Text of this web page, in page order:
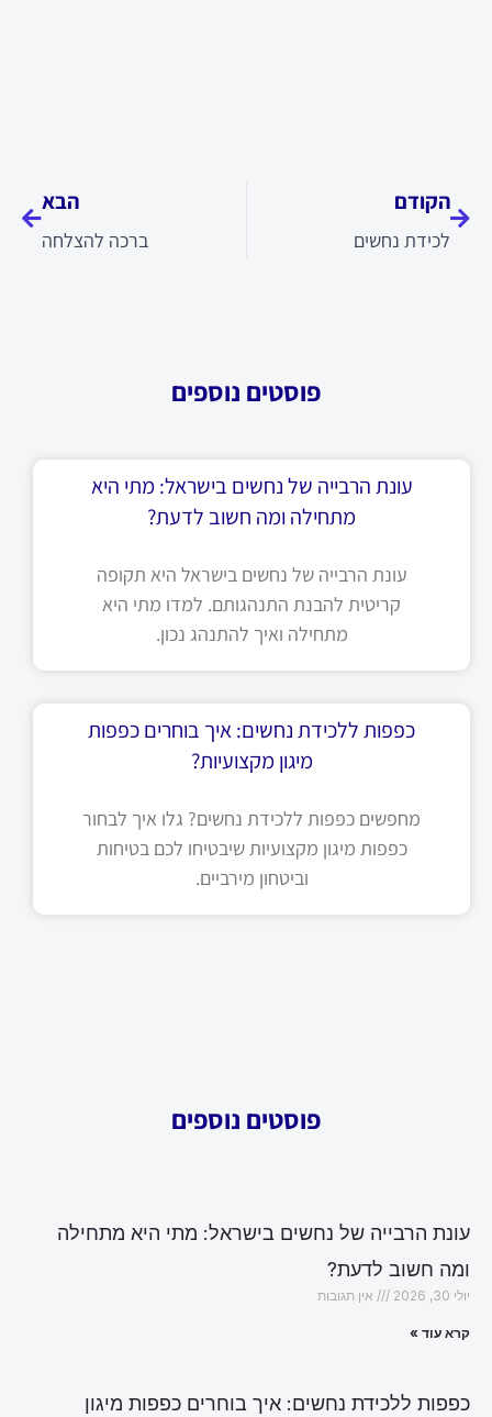
הקודם
לכידת נחשים
הבא
ברכה להצלחה
פוסטים נוספים
עונת הרבייה של נחשים בישראל: מתי היא
מתחילה ומה חשוב לדעת?
עונת הרבייה של נחשים בישראל היא תקופה
קריטית להבנת התנהגותם. למדו מתי היא
מתחילה ואיך להתנהג נכון.
כפפות ללכידת נחשים: איך בוחרים כפפות
מיגון מקצועיות?
מחפשים כפפות ללכידת נחשים? גלו איך לבחור
כפפות מיגון מקצועיות שיבטיחו לכם בטיחות
וביטחון מירביים.
פוסטים נוספים
עונת הרבייה של נחשים בישראל: מתי היא מתחילה
ומה חשוב לדעת?
יולי 30, 2026 אין תגובות
קרא עוד »
כפפות ללכידת נחשים: איך בוחרים כפפות מיגון